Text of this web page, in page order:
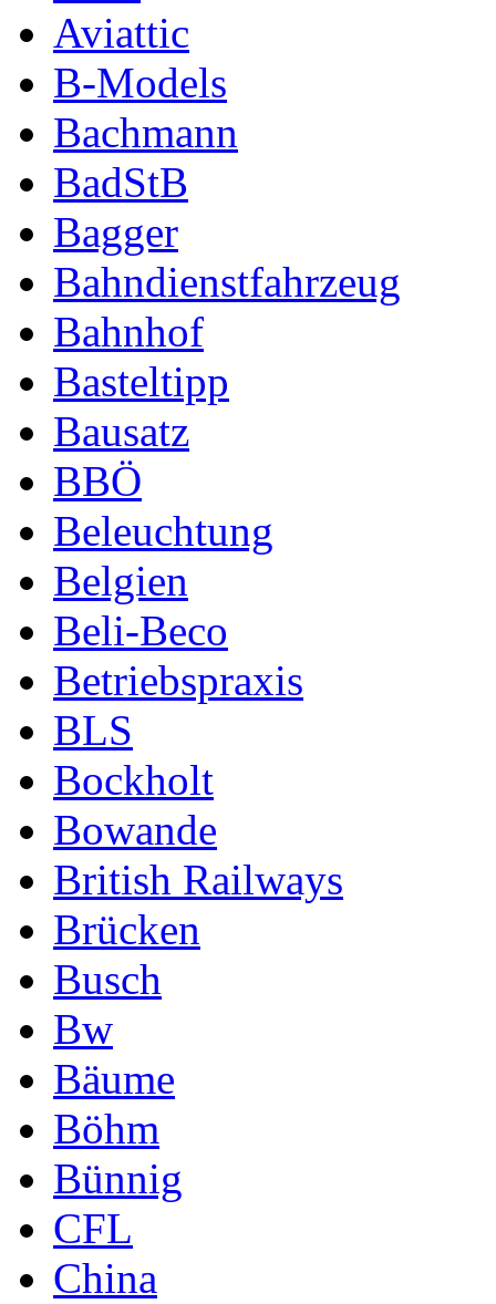
Aviattic
B-Models
Bachmann
BadStB
Bagger
Bahndienstfahrzeug
Bahnhof
Basteltipp
Bausatz
BBÖ
Beleuchtung
Belgien
Beli-Beco
Betriebspraxis
BLS
Bockholt
Bowande
British Railways
Brücken
Busch
Bw
Bäume
Böhm
Bünnig
CFL
China